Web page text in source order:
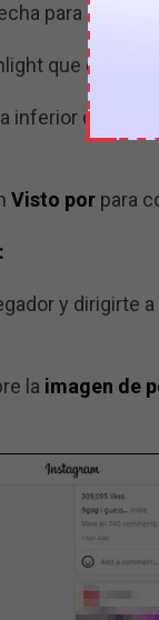
para abrir tu
que
inferior de la
Visto por para
y dirigirte
la imagen de